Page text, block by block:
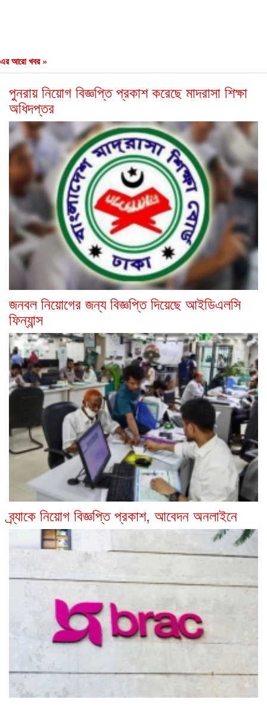
এর আরো খবর »
পুনরায় নিয়োগ বিজ্ঞপ্তি প্রকাশ করেছে মাদরাসা শিক্ষা
অধিদপ্তর
জনবল নিয়োগের জন্য বিজ্ঞপ্তি দিয়েছে আইডিএলসি
ফিন্যান্স
ব্র্যাকে নিয়োগ বিজ্ঞপ্তি প্রকাশ, আবেদন অনলাইনে